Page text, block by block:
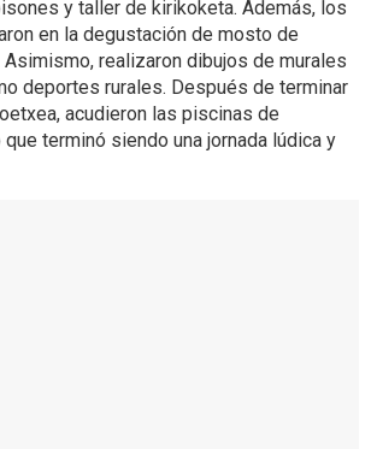
y taller de kirikoketa. Además, los
en la degustación de mosto de
Asimismo, realizaron dibujos de murales
deportes rurales. Después de terminar
acudieron las piscinas de
terminó siendo una jornada lúdica y